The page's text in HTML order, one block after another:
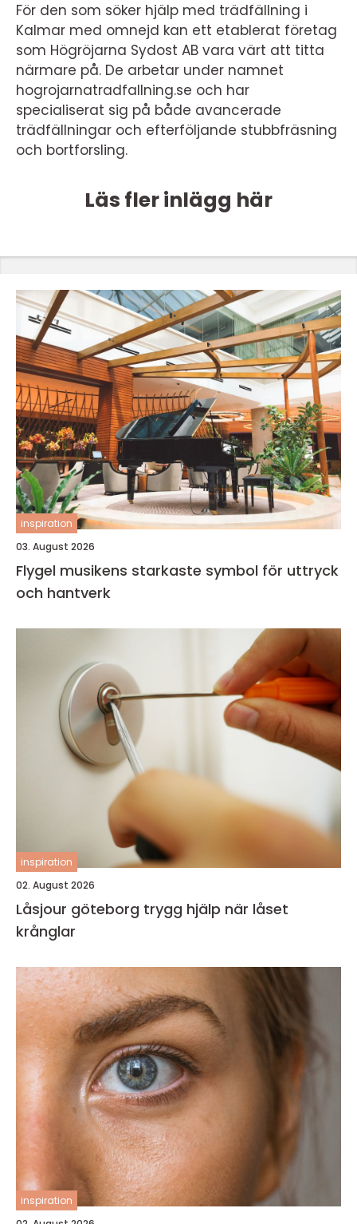
För den som söker hjälp med trädfällning i
Kalmar med omnejd kan ett etablerat företag
som Högröjarna Sydost AB vara värt att titta
närmare på. De arbetar under namnet
hogrojarnatradfallning.se och har
specialiserat sig på både avancerade
trädfällningar och efterföljande stubbfräsning
och bortforsling.
Läs fler inlägg här
inspiration
03. August 2026
Flygel musikens starkaste symbol för uttryck
och hantverk
inspiration
02. August 2026
Låsjour göteborg trygg hjälp när låset
krånglar
inspiration